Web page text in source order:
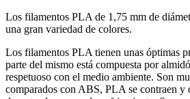
Los filamentos PLA de 1,75 mm de
una gran variedad de colores.
Los filamentos PLA tienen unas óptimas
parte del mismo está compuesta por
respetuoso con el medio ambiente. Son
comparados con ABS, PLA se contraen y